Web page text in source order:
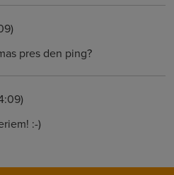
pres den ping?
:-)